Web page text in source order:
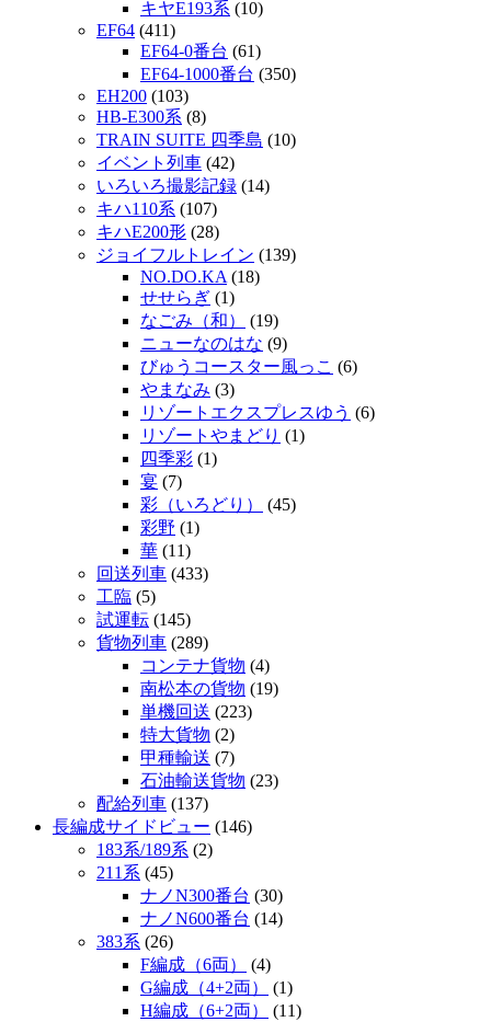
キヤE193系 (10)
EF64 (411)
EF64-0番台 (61)
EF64-1000番台 (350)
EH200 (103)
HB-E300系 (8)
TRAIN SUITE 四季島 (10)
イベント列車 (42)
いろいろ撮影記録 (14)
キハ110系 (107)
キハE200形 (28)
ジョイフルトレイン (139)
NO.DO.KA (18)
せせらぎ (1)
なごみ（和）
(19)
ニューなのはな (9)
びゅうコースター風っこ (6)
やまなみ (3)
リゾートエクスプレスゆう (6)
リゾートやまどり (1)
四季彩 (1)
宴 (7)
彩（いろどり）
(45)
彩野 (1)
華 (11)
回送列車 (433)
工臨 (5)
試運転 (145)
貨物列車 (289)
コンテナ貨物 (4)
南松本の貨物 (19)
単機回送 (223)
特大貨物 (2)
甲種輸送 (7)
石油輸送貨物 (23)
配給列車 (137)
長編成サイドビュー (146)
183系/189系 (2)
211系 (45)
ナノN300番台 (30)
ナノN600番台 (14)
383系 (26)
F編成（6両）
(4)
G編成（4+2両）
(1)
H編成（6+2両）
(11)